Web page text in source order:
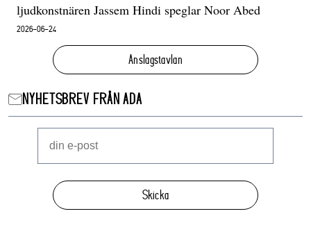
ljudkonstnären Jassem Hindi speglar Noor Abed
2026-06-24
Anslagstavlan
NYHETSBREV FRÅN ADA
Skicka